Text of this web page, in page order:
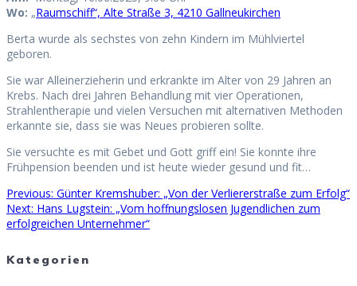
Wo: „Raumschiff“, Alte Straße 3, 4210 Gallneukirchen
Berta wurde als sechstes von zehn Kindern im Mühlviertel
geboren.
Sie war Alleinerzieherin und erkrankte im Alter von 29 Jahren an
Krebs. Nach drei Jahren Behandlung mit vier Operationen,
Strahlentherapie und vielen Versuchen mit alternativen Methoden
erkannte sie, dass sie was Neues probieren sollte.
Sie versuchte es mit Gebet und Gott griff ein! Sie konnte ihre
Frühpension beenden und ist heute wieder gesund und fit…
Beitragsnavigation
Previous: Previous
post:
Günter Kremshuber: „Von der Verliererstraße zum Erfolg“
Next: Next
post:
Hans Lugstein: „Vom hoffnungslosen Jugendlichen zum
erfolgreichen Unternehmer“
Kategorien